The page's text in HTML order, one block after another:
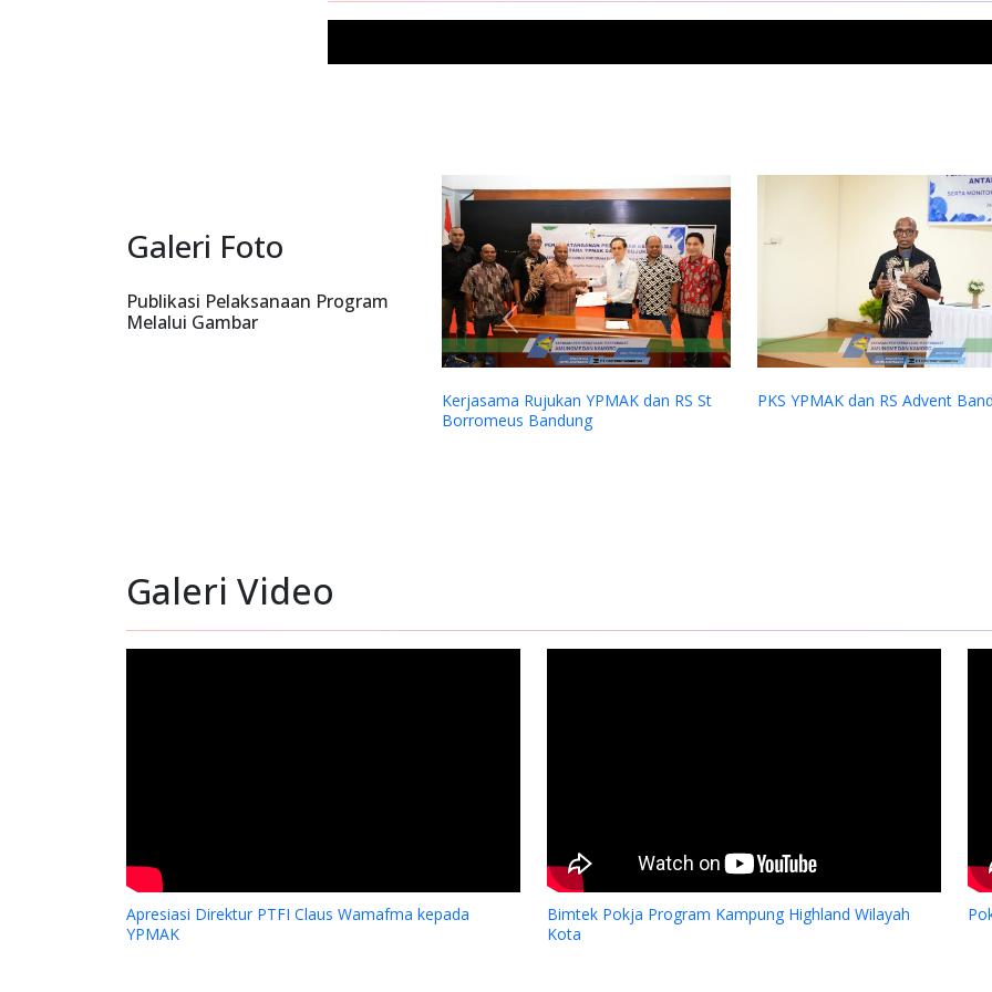
Galeri Foto
Publikasi Pelaksanaan Program
Melalui Gambar
Kemah Injil Indonesia (GKII) Wilayah 2,
Papua Tengah dan GKII Amungsa
Previous
Galeri Video
Apresiasi Direktur PTFI Claus Wamafma kepada
YPMAK
Bimtek Pokja Program Kampung Highland Wilayah
Kota